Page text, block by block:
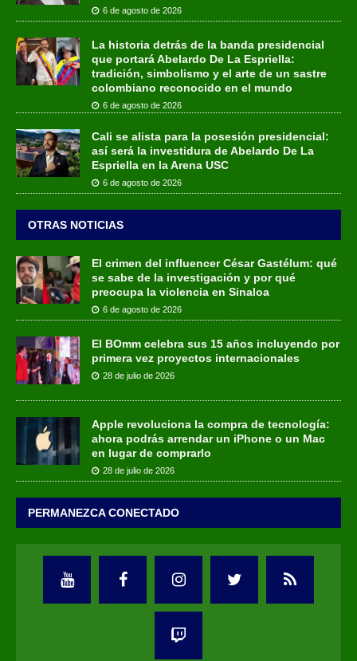
6 de agosto de 2026
La historia detrás de la banda presidencial
que portará Abelardo De La Espriella:
tradición, simbolismo y el arte de un sastre
colombiano reconocido en el mundo
6 de agosto de 2026
Cali se alista para la posesión presidencial:
así será la investidura de Abelardo De La
Espriella en la Arena USC
6 de agosto de 2026
OTRAS NOTICIAS
El crimen del influencer César Gastélum: qué
se sabe de la investigación y por qué
preocupa la violencia en Sinaloa
6 de agosto de 2026
El BOmm celebra sus 15 años incluyendo por
primera vez proyectos internacionales
28 de julio de 2026
Apple revoluciona la compra de tecnología:
ahora podrás arrendar un iPhone o un Mac
en lugar de comprarlo
28 de julio de 2026
PERMANEZCA CONECTADO